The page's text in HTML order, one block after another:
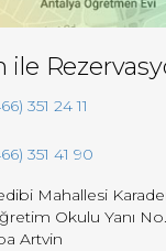
ile
351 24 11
351 41 90
Mahallesi
Okulu Yanı
Artvin